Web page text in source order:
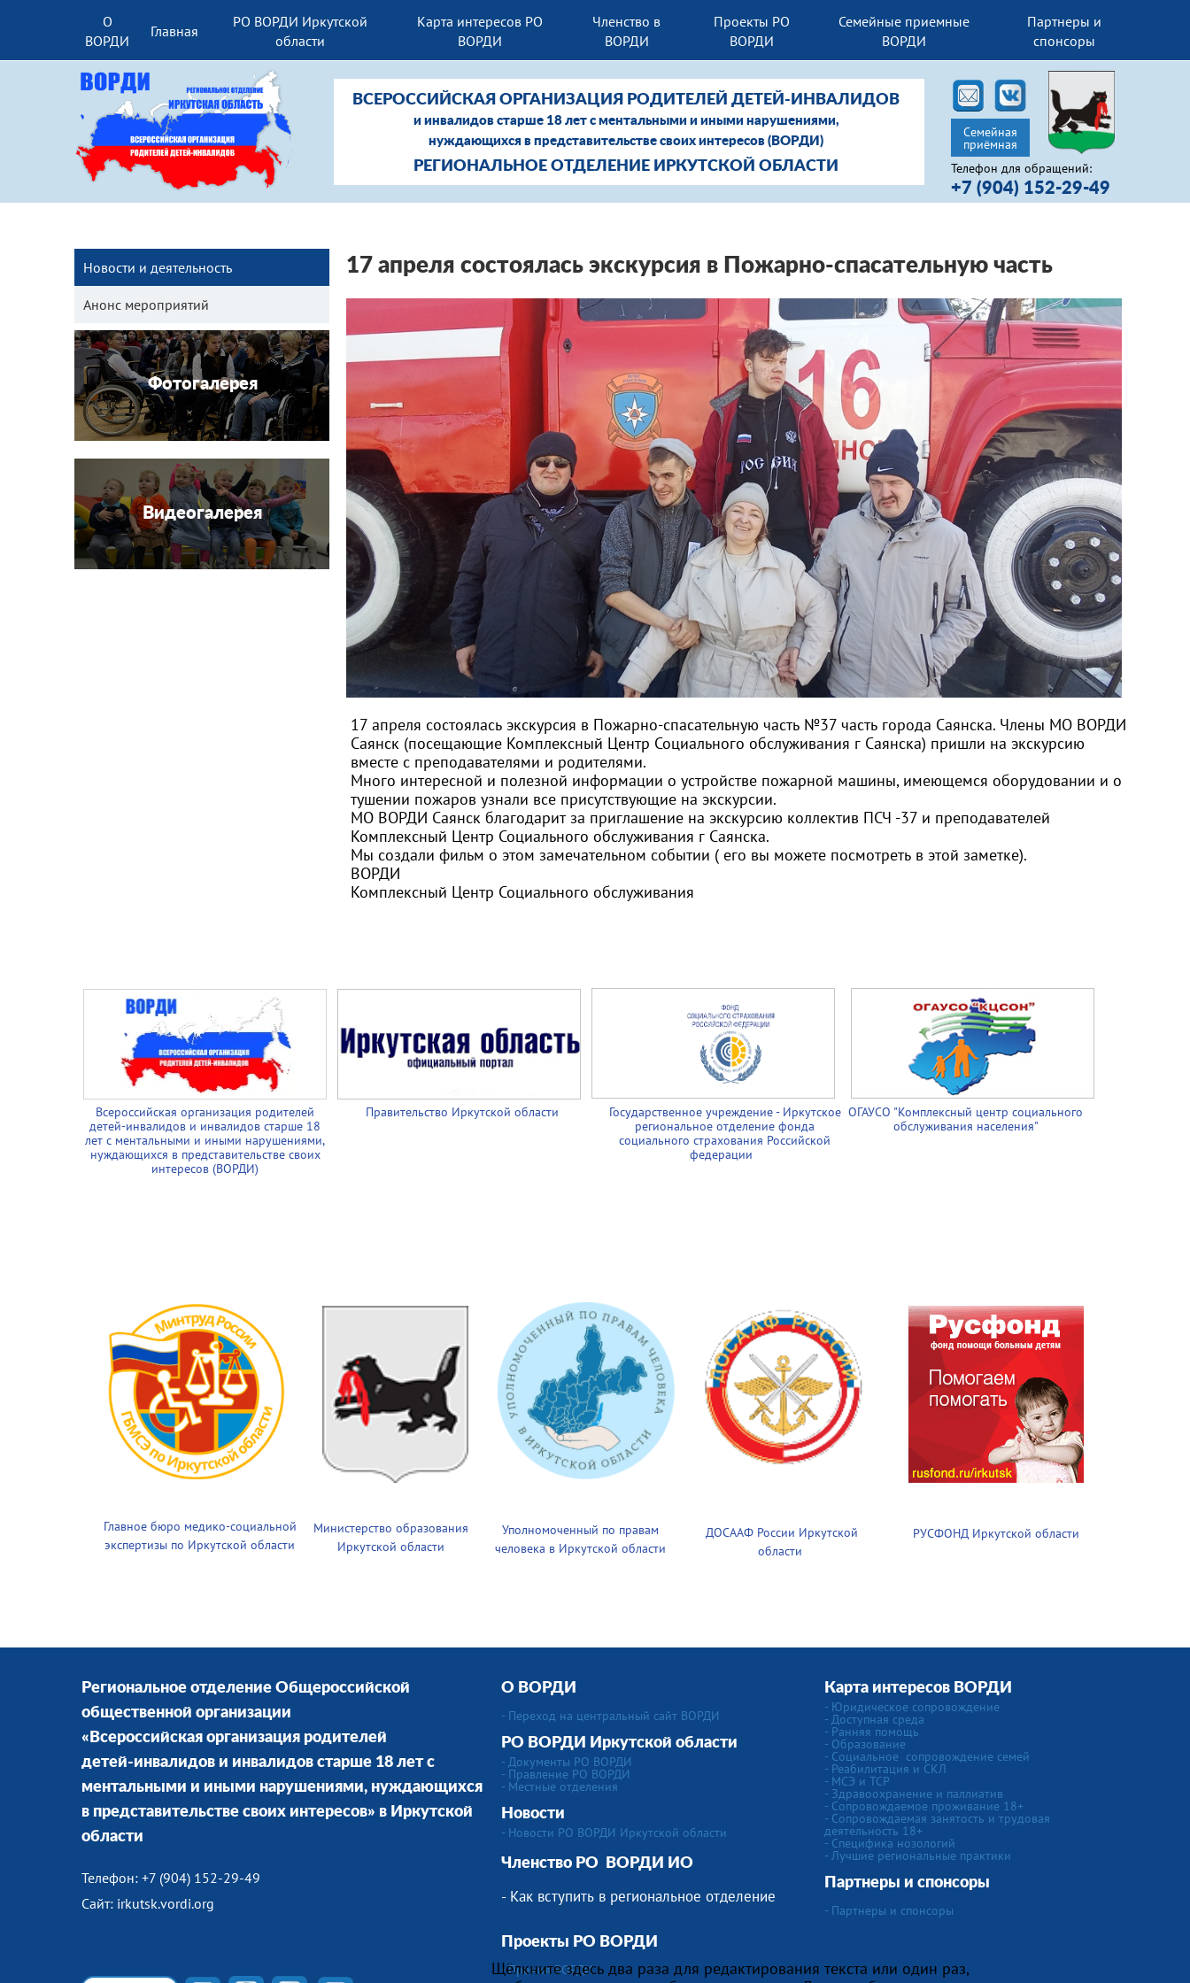
О
ВОРДИ
Главная
РО ВОРДИ Иркутской
области
Карта интересов РО
ВОРДИ
Членство в
ВОРДИ
Проекты РО
ВОРДИ
Семейные приемные
ВОРДИ
Партнеры и
спонсоры
Телефон для обращений:
+7 (904) 152-29-49
ВСЕРОССИЙСКАЯ ОРГАНИЗАЦИЯ РОДИТЕЛЕЙ ДЕТЕЙ-ИНВАЛИДОВ
и инвалидов старше 18 лет с ментальными и иными нарушениями,
нуждающихся в представительстве своих интересов (ВОРДИ)
РЕГИОНАЛЬНОЕ ОТДЕЛЕНИЕ ИРКУТСКОЙ ОБЛАСТИ
Семейная
приёмная
Новости и деятельность
Анонс мероприятий
Фотогалерея
Видеогалерея
17 апреля состоялась экскурсия в Пожарно-спасательную часть
17 апреля состоялась экскурсия в Пожарно-спасательную часть №37 часть города Саянска. Члены МО ВОРДИ
Саянск (посещающие Комплексный Центр Социального обслуживания г Саянска) пришли на экскурсию
вместе с преподавателями и родителями.
Много интересной и полезной информации о устройстве пожарной машины, имеющемся оборудовании и о
тушении пожаров узнали все присутствующие на экскурсии.
МО ВОРДИ Саянск благодарит за приглашение на экскурсию коллектив ПСЧ -37 и преподавателей
Комплексный Центр Социального обслуживания г Саянска.
Мы создали фильм о этом замечательном событии ( его вы можете посмотреть в этой заметке).
ВОРДИ
Комплексный Центр Социального обслуживания
Всероссийская организация родителей
детей-инвалидов и инвалидов старше 18
лет с ментальными и иными нарушениями,
нуждающихся в представительстве своих
интересов (ВОРДИ)
Правительство Иркутской области
Государственное учреждение - Иркутское
региональное отделение фонда
социального страхования Российской
федерации
ОГАУСО "Комплексный центр социального
обслуживания населения"
Главное бюро медико-социальной
экспертизы по Иркутской области
Министерство образования
Иркутской области
Уполномоченный по правам
человека в Иркутской области
ДОСААФ России Иркутской
области
РУСФОНД Иркутской области
Региональное отделение Общероссийской
общественной организации
«Всероссийская организация родителей
детей-инвалидов и инвалидов старше 18 лет с
ментальными и иными нарушениями, нуждающихся
в представительстве своих интересов» в Иркутской
области
Телефон: +7 (904) 152-29-49
Сайт: irkutsk.vordi.org
О ВОРДИ
- Переход на центральный сайт ВОРДИ
РО ВОРДИ Иркутской области
- Документы РО ВОРДИ
- Правление РО ВОРДИ
- Местные отделения
Новости
- Новости РО ВОРДИ Иркутской области
Членство РО
ВОРДИ ИО
- Как вступить в региональное отделение
Проекты РО ВОРДИ
- Премия ВОРДИ
Карта интересов ВОРДИ
- Юридическое сопровождение
- Доступная среда
- Ранняя помощь
- Образование
- Социальное сопровождение семей
- Реабилитация и СКЛ
- МСЭ и ТСР
- Здравоохранение и паллиатив
- Сопровождаемое проживание 18+
- Сопровождаемая занятость и трудовая
деятельность 18+
- Специфика нозологий
- Лучшие региональные практики
Партнеры и спонсоры
- Партнеры и спонсоры
Щёлкните здесь два раза для редактирования текста или один раз,